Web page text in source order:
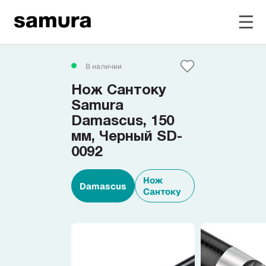
Избранное
Войти в личный кабинет
Смотреть весь каталог
В наличии
Нож Сантоку
Samura
Damascus, 150
мм, Черный SD-
0092
Damascus
Нож
Сантоку